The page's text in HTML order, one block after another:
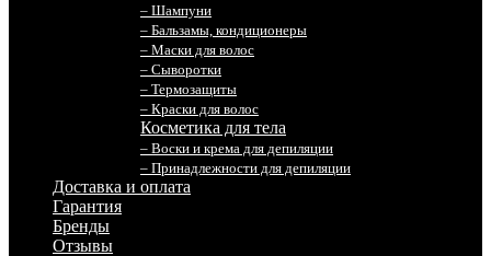
– Шампуни
– Бальзамы, кондиционеры
– Маски для волос
– Сыворотки
– Термозащиты
– Краски для волос
Косметика для тела
– Воски и крема для депиляции
– Принадлежности для депиляции
Доставка и оплата
Гарантия
Бренды
Отзывы